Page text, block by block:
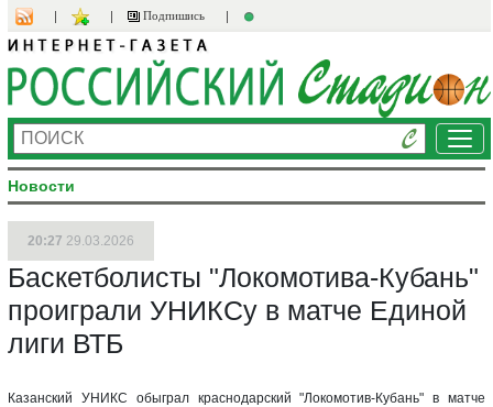
Подпишись
Новости
20:27 29.03.2026
Баскетболисты "Локомотива-Кубань"
проиграли УНИКСу в матче Единой
лиги ВТБ
Казанский УНИКС обыграл краснодарский "Локомотив-Кубань" в матче